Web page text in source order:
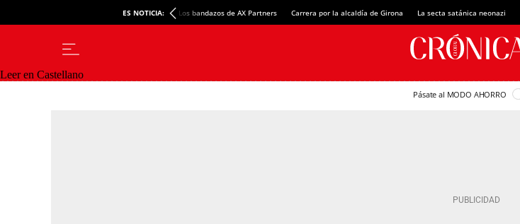
ES NOTICIA: Los bandazos de AX Partners Carrera por la alcaldía de Girona La secta satánica neonazi
Leer en Castellano
Pásate al MODO AHORRO